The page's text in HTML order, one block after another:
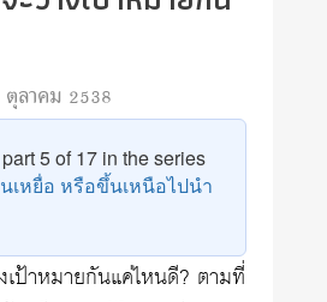
ลาคม 2538
5 of 17 in the series
เหยื่อ หรือขึ้นเหนือไปนำ
ป้าหมายกันแค่ไหนดี? ตามที่